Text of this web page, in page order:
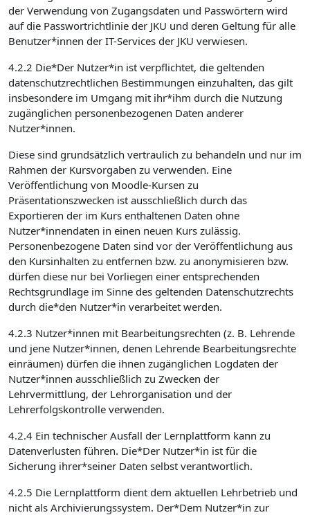
der Verwendung von Zugangsdaten und Passwörtern wird
auf die Passwortrichtlinie der JKU und deren Geltung für alle
Benutzer*innen der IT-Services der JKU verwiesen.
4.2.2 Die*Der Nutzer*in ist verpflichtet, die geltenden
datenschutzrechtlichen Bestimmungen einzuhalten, das gilt
insbesondere im Umgang mit ihr*ihm durch die Nutzung
zugänglichen personenbezogenen Daten anderer
Nutzer*innen.
Diese sind grundsätzlich vertraulich zu behandeln und nur im
Rahmen der Kursvorgaben zu verwenden. Eine
Veröffentlichung von Moodle-Kursen zu
Präsentationszwecken ist ausschließlich durch das
Exportieren der im Kurs enthaltenen Daten ohne
Nutzer*innendaten in einen neuen Kurs zulässig.
Personenbezogene Daten sind vor der Veröffentlichung aus
den Kursinhalten zu entfernen bzw. zu anonymisieren bzw.
dürfen diese nur bei Vorliegen einer entsprechenden
Rechtsgrundlage im Sinne des geltenden Datenschutzrechts
durch die*den Nutzer*in verarbeitet werden.
4.2.3 Nutzer*innen mit Bearbeitungsrechten (z. B. Lehrende
und jene Nutzer*innen, denen Lehrende Bearbeitungsrechte
einräumen) dürfen die ihnen zugänglichen Logdaten der
Nutzer*innen ausschließlich zu Zwecken der
Lehrvermittlung, der Lehrorganisation und der
Lehrerfolgskontrolle verwenden.
4.2.4 Ein technischer Ausfall der Lernplattform kann zu
Datenverlusten führen. Die*Der Nutzer*in ist für die
Sicherung ihrer*seiner Daten selbst verantwortlich.
4.2.5 Die Lernplattform dient dem aktuellen Lehrbetrieb und
nicht als Archivierungssystem. Der*Dem Nutzer*in zur